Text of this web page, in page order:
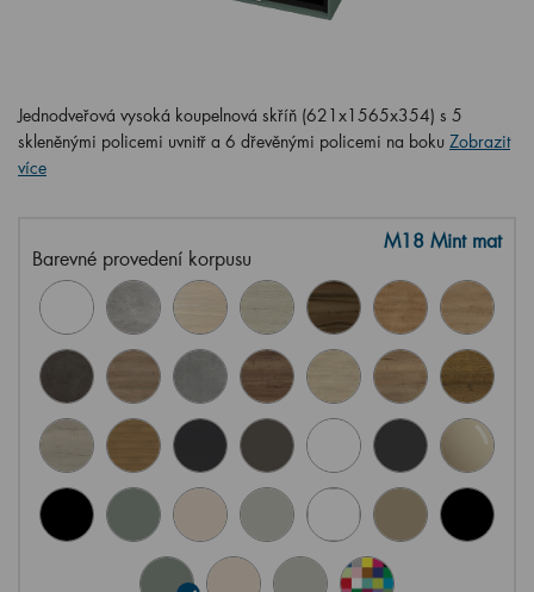
Jednodveřová vysoká koupelnová skříň (621x1565x354) s 5
skleněnými policemi uvnitř a 6 dřevěnými policemi na boku Zobrazit
více
Barevné provedení korpusu
M18 Mint mat